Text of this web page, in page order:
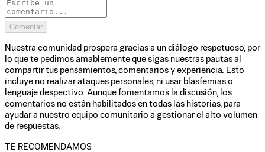
Comentar
Nuestra comunidad prospera gracias a un diálogo respetuoso, por
lo que te pedimos amablemente que sigas nuestras pautas al
compartir tus pensamientos, comentarios y experiencia. Esto
incluye no realizar ataques personales, ni usar blasfemias o
lenguaje despectivo. Aunque fomentamos la discusión, los
comentarios no están habilitados en todas las historias, para
ayudar a nuestro equipo comunitario a gestionar el alto volumen
de respuestas.
TE RECOMENDAMOS